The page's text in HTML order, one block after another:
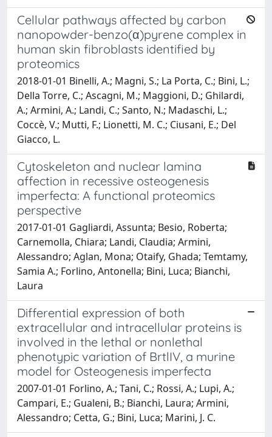
Cellular pathways affected by carbon
nanopowder-benzo(α)pyrene complex in
human skin fibroblasts identified by
proteomics
2018-01-01 Binelli, A.; Magni, S.; La Porta, C.; Bini, L.;
Della Torre, C.; Ascagni, M.; Maggioni, D.; Ghilardi,
A.; Armini, A.; Landi, C.; Santo, N.; Madaschi, L.;
Coccè, V.; Mutti, F.; Lionetti, M. C.; Ciusani, E.; Del
Giacco, L.
Cytoskeleton and nuclear lamina
affection in recessive osteogenesis
imperfecta: A functional proteomics
perspective
2017-01-01 Gagliardi, Assunta; Besio, Roberta;
Carnemolla, Chiara; Landi, Claudia; Armini,
Alessandro; Aglan, Mona; Otaify, Ghada; Temtamy,
Samia A.; Forlino, Antonella; Bini, Luca; Bianchi,
Laura
Differential expression of both
extracellular and intracellular proteins is
involved in the lethal or nonlethal
phenotypic variation of BrtlIV, a murine
model for Osteogenesis imperfecta
2007-01-01 Forlino, A.; Tani, C.; Rossi, A.; Lupi, A.;
Campari, E.; Gualeni, B.; Bianchi, Laura; Armini,
Alessandro; Cetta, G.; Bini, Luca; Marini, J. C.